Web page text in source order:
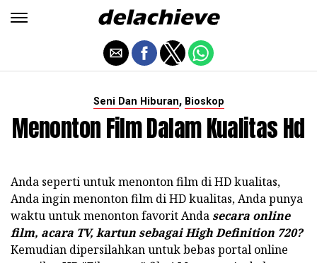
Seni Dan Hiburan, Bioskop
Menonton Film Dalam Kualitas Hd
Anda seperti untuk menonton film di HD kualitas,
Anda ingin menonton film di HD kualitas, Anda punya
waktu untuk menonton favorit Anda secara online
film, acara TV, kartun sebagai High Definition 720?
Kemudian dipersilahkan untuk bebas portal online